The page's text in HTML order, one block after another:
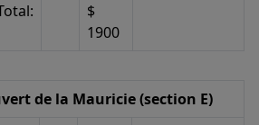
$
1900
de la Mauricie (section E)